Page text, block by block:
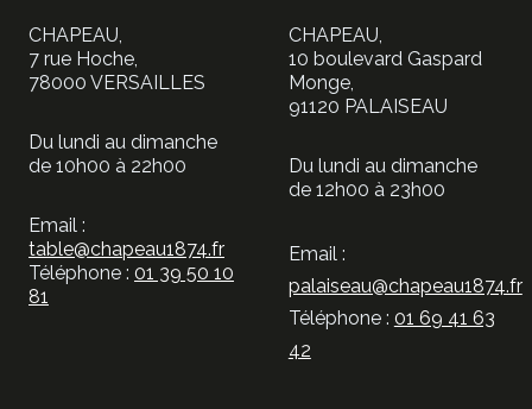
CHAPEAU,
7 rue Hoche,
78000 VERSAILLES
Du lundi au dimanche
de 10h00 à 22h00
Email :
table@chapeau1874.fr
Téléphone : 01 39 50 10
81
CHAPEAU,
10 boulevard Gaspard
Monge,
91120 PALAISEAU
Du lundi au dimanche
de 12h00 à 23h00
Email :
palaiseau@chapeau1874.fr
Téléphone : 01 69 41 63
42